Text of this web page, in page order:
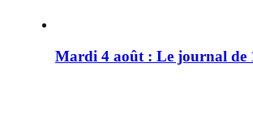
Mardi 4 août : Le journal de